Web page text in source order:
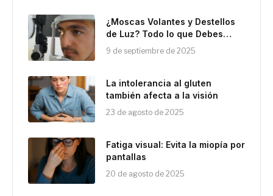
¿Moscas Volantes y Destellos
de Luz? Todo lo que Debes
Saber sobre el
Desprendimiento de Vítreo
9 de septiembre de 2025
La intolerancia al gluten
también afecta a la visión
23 de agosto de 2025
Fatiga visual: Evita la miopía por
pantallas
20 de agosto de 2025